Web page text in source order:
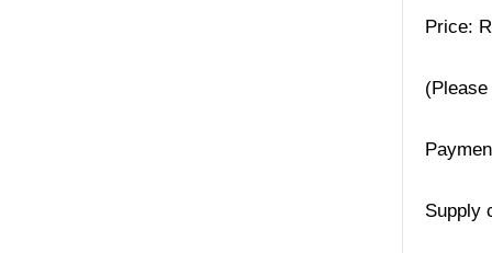
Price:
Supply